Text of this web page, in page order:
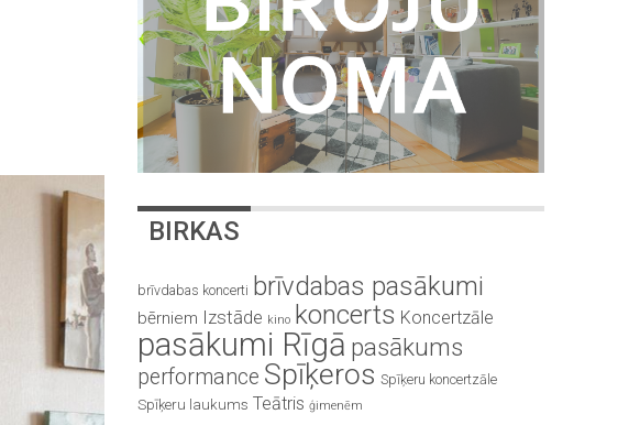
BIRKAS
brīvdabas koncerti brīvdabas pasākumi
bērniem Izstāde kino koncerts Koncertzāle
pasākumi Rīgā pasākums
performance Spīķeros Spīķeru koncertzāle
Spīķeru laukums Teātris ģimenēm